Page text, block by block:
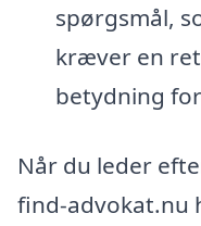
spørgsmål,
kræver en
betydning
Når du leder
find-advokat.nu